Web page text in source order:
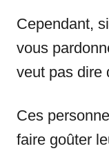
Cependant,
vous
veut pas dire
Ces
faire goûter